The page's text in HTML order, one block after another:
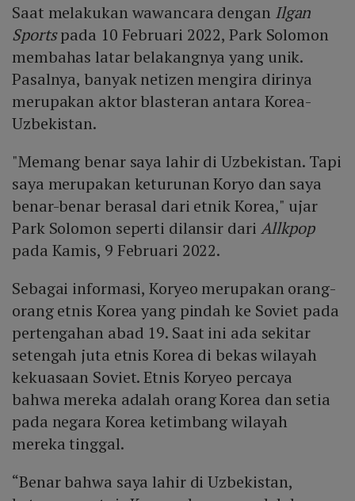
Saat melakukan wawancara dengan Ilgan
Sportspada 10 Februari 2022, Park Solomon
membahas latar belakangnya yang unik.
Pasalnya, banyak netizen mengira dirinya
merupakan aktor blasteran antara Korea-
Uzbekistan.
"Memang benar saya lahir di Uzbekistan. Tapi
saya merupakan keturunan Koryo dan saya
benar-benar berasal dari etnik Korea," ujar
Park Solomon seperti dilansir dari Allkpop
pada Kamis, 9 Februari 2022.
Sebagai informasi, Koryeo merupakan orang-
orang etnis Korea yang pindah ke Soviet pada
pertengahan abad 19. Saat ini ada sekitar
setengah juta etnis Korea di bekas wilayah
kekuasaan Soviet. Etnis Koryeo percaya
bahwa mereka adalah orang Korea dan setia
pada negara Korea ketimbang wilayah
mereka tinggal.
“Benar bahwa saya lahir di Uzbekistan,